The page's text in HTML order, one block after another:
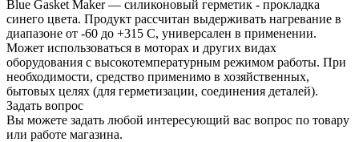
Blue Gasket Maker — силиконовый герметик - прокладка
синего цвета. Продукт рассчитан выдерживать нагревание в
диапазоне от -60 до +315 С, универсален в применении.
Может использоваться в моторах и других видах
оборудования с высокотемпературным режимом работы. При
необходимости, средство применимо в хозяйственных,
бытовых целях (для герметизации, соединения деталей).
Задать вопрос
Вы можете задать любой интересующий вас вопрос по товару
или работе магазина.